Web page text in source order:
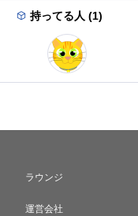
持ってる人 (1)
ラウンジ
運営会社